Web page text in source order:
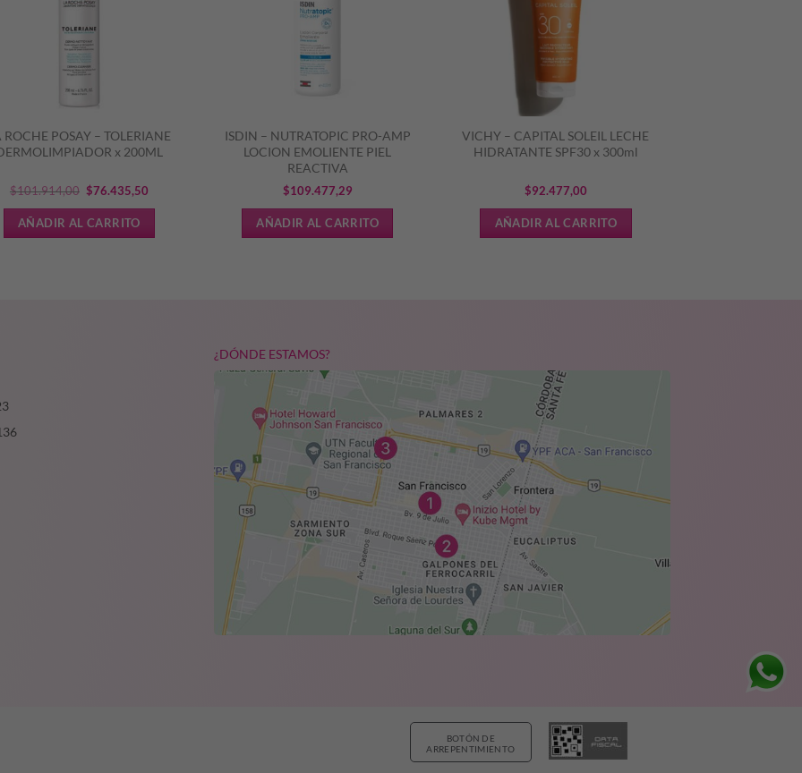
ROCHE POSAY – TOLERIANE
x 200ML
$101.914,00 El
precio
$76.435,50El
precio
AÑADIR AL CARRITO
ISDIN – NUTRATOPIC PRO-AMP
LOCION EMOLIENTE PIEL
REACTIVA
$109.477,29
AÑADIR AL CARRITO
VICHY – CAPITAL SOLEIL LECHE
HIDRATANTE SPF30 x 300ml
$92.477,00
AÑADIR AL CARRITO
¿DÓNDE ESTAMOS?
BOTÓN DE
ARREPENTIMIENTO